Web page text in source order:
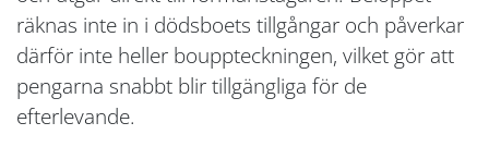
räknas inte in i dödsboets tillgångar och påverkar
därför inte heller bouppteckningen, vilket gör att
pengarna snabbt blir tillgängliga för de
efterlevande.